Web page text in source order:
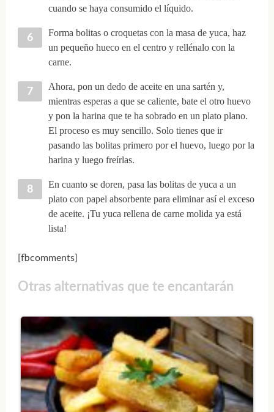
cuando se haya consumido el líquido.
Forma bolitas o croquetas con la masa de yuca, haz
un pequeño hueco en el centro y rellénalo con la
carne.
Ahora, pon un dedo de aceite en una sartén y,
mientras esperas a que se caliente, bate el otro huevo
y pon la harina que te ha sobrado en un plato plano.
El proceso es muy sencillo. Solo tienes que ir
pasando las bolitas primero por el huevo, luego por la
harina y luego freírlas.
En cuanto se doren, pasa las bolitas de yuca a un
plato con papel absorbente para eliminar así el exceso
de aceite. ¡Tu yuca rellena de carne molida ya está
lista!
[fbcomments]
Otras alternativas que te encantarán